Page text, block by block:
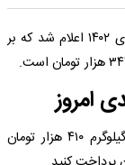
قیمت گوشت گوسفندی در بازار روز برای تاریخ ۱۲ دی ۱۴۰۲ اعلام شد که بر
امروز
قیمت گوشت گوسفندی بسته بندی شده در بسته ۱گیلوگرم ۴۱۰ هزار تومان